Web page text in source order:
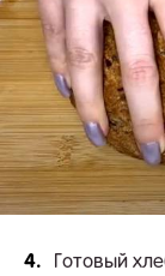
4.
Готовый